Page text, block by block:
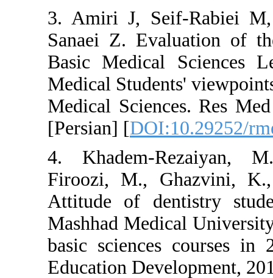
3. Amiri J,
Sanaei Z.
Basic
Medical
Medical
[Persian] [
4. Khadem-
Firoozi, M.,
Attitude of
Mashhad
basic
Education